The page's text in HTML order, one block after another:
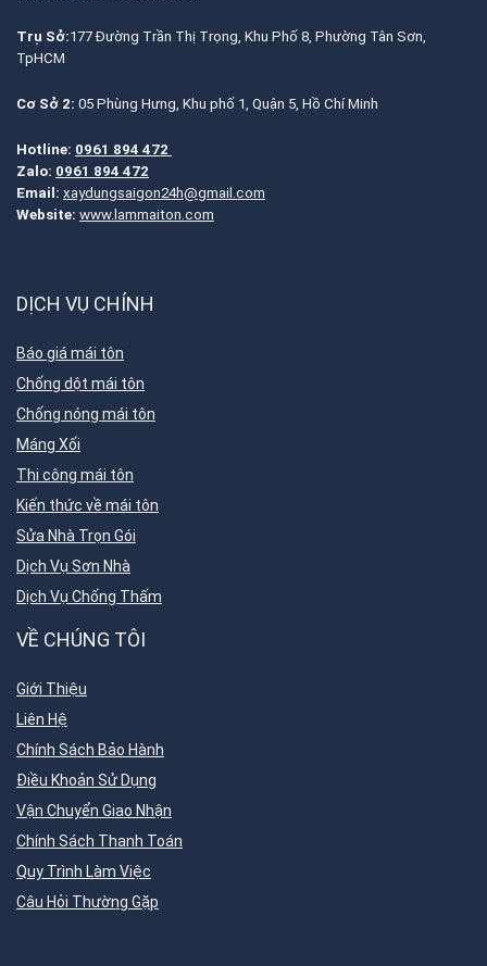
Trụ Sở:177 Đường Trần Thị Trọng, Khu Phố 8, Phường Tân Sơn,
TpHCM
Cơ Sở 2: 05 Phùng Hưng, Khu phố 1, Quận 5, Hồ Chí Minh
Hotline: 0961 894 472
Zalo: 0961 894 472
Email: xaydungsaigon24h@gmail.com
Website: www.lammaiton.com
DỊCH VỤ CHÍNH
Báo giá mái tôn
Chống dột mái tôn
Chống nóng mái tôn
Máng Xối
Thi công mái tôn
Kiến thức về mái tôn
Sửa Nhà Trọn Gói
Dịch Vụ Sơn Nhà
Dịch Vụ Chống Thấm
VỀ CHÚNG TÔI
Giới Thiệu
Liên Hệ
Chính Sách Bảo Hành
Điều Khoản Sử Dụng
Vận Chuyển Giao Nhận
Chính Sách Thanh Toán
Quy Trình Làm Việc
Câu Hỏi Thường Gặp